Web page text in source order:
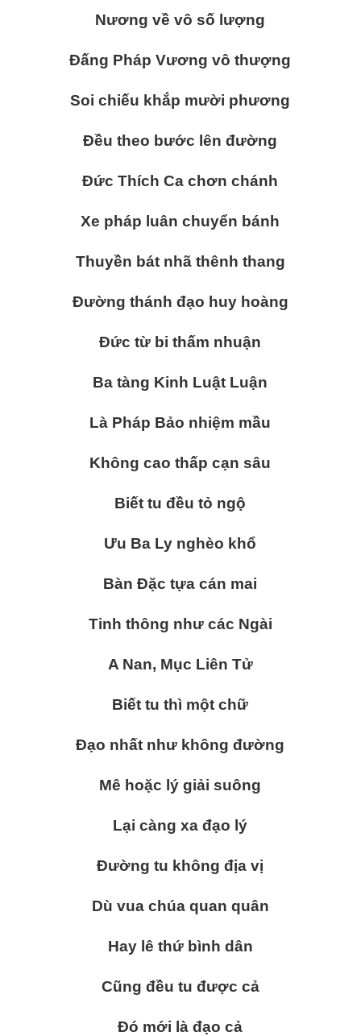
Nương về vô số lượng
Đấng Pháp Vương vô thượng
Soi chiếu khắp mười phương
Đều theo bước lên đường
Đức Thích Ca chơn chánh
Xe pháp luân chuyển bánh
Thuyền bát nhã thênh thang
Đường thánh đạo huy hoàng
Đức từ bi thấm nhuận
Ba tàng Kinh Luật Luận
Là Pháp Bảo nhiệm mầu
Không cao thấp cạn sâu
Biết tu đều tỏ ngộ
Ưu Ba Ly nghèo khổ
Bàn Đặc tựa cán mai
Tinh thông như các Ngài
A Nan, Mục Liên Tử
Biết tu thì một chữ
Đạo nhất như không đường
Mê hoặc lý giải suông
Lại càng xa đạo lý
Đường tu không địa vị
Dù vua chúa quan quân
Hay lê thứ bình dân
Cũng đều tu được cả
Đó mới là đạo cả